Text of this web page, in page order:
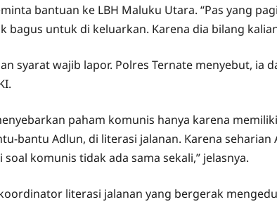
bantuan ke LBH Maluku Utara. “Pas yang
untuk di keluarkan. Karena dia bilang
syarat wajib lapor. Polres Ternate menyebut,
paham komunis hanya karena
bantu Adlun, di literasi jalanan. Karena
komunis tidak ada sama sekali,” jelasnya.
literasi jalanan yang bergerak